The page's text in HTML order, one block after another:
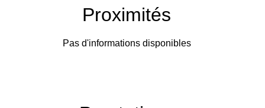
Proximités
Pas d'informations disponibles